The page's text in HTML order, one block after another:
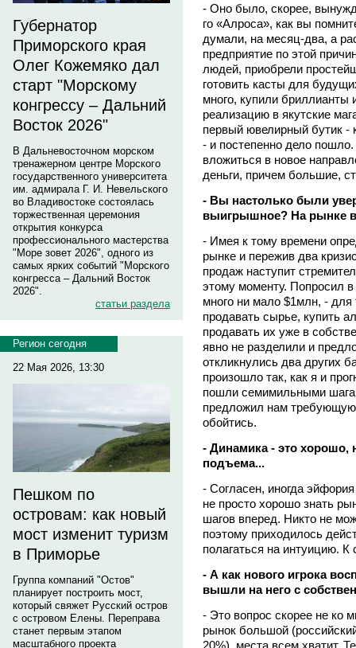
Губернатор
Приморского края
Олег Кожемяко дал
старт "Морскому
конгрессу – Дальний
Восток 2026"
В Дальневосточном морском
тренажерном центре Морского
государственного университета
им. адмирала Г. И. Невельского
во Владивостоке состоялась
торжественная церемония
открытия конкурса
профессионального мастерства
"Море зовет 2026", одного из
самых ярких событий "Морского
конгресса – Дальний Восток
2026".
статьи раздела
Регион сегодня
22 Мая 2026, 13:30
Пешком по
островам: как новый
мост изменит туризм
в Приморье
Группа компаний "Остов"
планирует построить мост,
который свяжет Русский остров
с островом Елены. Переправа
станет первым этапом
масштабного проекта
- Оно было, скорее,
го «Алроса», как вы
думали, на месяц-два, а
предприятие по этой
людей, приобрели
готовить касты для
много, купили бриллианты
реализацию в якутские
первый ювелирный бутик -
- и постепенно дело
вложиться в новое
деньги, причем большие,
- Вы настолько были
выигрышное? На рынке
- Имея к тому времени
рынке и пережив два
продаж наступит
этому моменту. Попросил
много ни мало $1млн, - для
продавать сырье, купить
продавать их уже в
явно не разделили и
откликнулись два других
произошло так, как я и
пошли семимильными
предложил нам
обойтись.
- Динамика - это хорошо,
подъема...
- Согласен, иногда
не просто хорошо знать
шагов вперед. Никто не
поэтому приходилось
полагаться на интуицию.
- А как нового игрока
вышли на него с
- Это вопрос скорее не ко
рынок большой
20%), места всем хватит.